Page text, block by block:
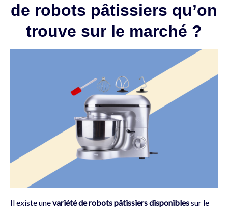
de robots pâtissiers qu’on
trouve sur le marché ?
Il existe unevariété de robots pâtissiers disponiblessur le